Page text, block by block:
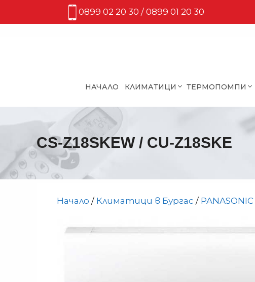
съдържанието
0899 02 20 30 / 0899 01 20 30
НАЧАЛО КЛИМАТИЦИ ТЕРМОПОМПИ
CS-Z18SKEW / CU-Z18SKE
Начало / Климатици в Бургас / PANASONIC